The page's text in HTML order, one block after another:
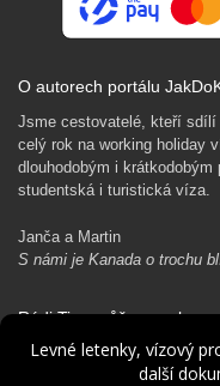
O autorech portálu
Jsme cestovatelé, kteří
celý rok na working holiday
dlouhodobým i
studentská i turistická víza.
Janča a Martin
S námi je Kanada o trochu
Rádi Ti pomůžeme s
Levné letenky, vízový
další